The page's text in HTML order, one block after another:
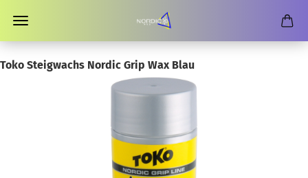
Toko Steigwachs Nordic Grip Wax Blau